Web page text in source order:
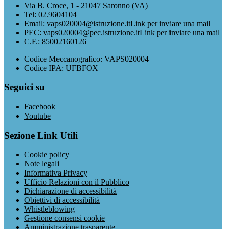
Via B. Croce, 1 - 21047 Saronno (VA)
Tel: 02.9604104
Email: vaps020004@istruzione.itLink per inviare una mail
PEC: vaps020004@pec.istruzione.itLink per inviare una mail
C.F.: 85002160126
Codice Meccanografico: VAPS020004
Codice IPA: UFBFOX
Seguici su
Facebook
Youtube
Sezione Link Utili
Cookie policy
Note legali
Informativa Privacy
Ufficio Relazioni con il Pubblico
Dichiarazione di accessibilità
Obiettivi di accessibilità
Whistleblowing
Gestione consensi cookie